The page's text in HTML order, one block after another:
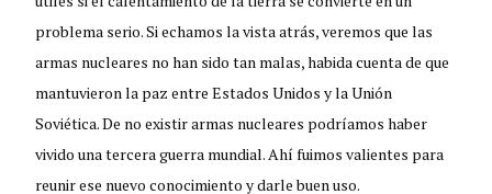
problema serio. Si echamos la vista atrás, veremos que las
armas nucleares no han sido tan malas, habida cuenta de que
mantuvieron la paz entre Estados Unidos y la Unión
Soviética. De no existir armas nucleares podríamos haber
vivido una tercera guerra mundial. Ahí fuimos valientes para
reunir ese nuevo conocimiento y darle buen uso.